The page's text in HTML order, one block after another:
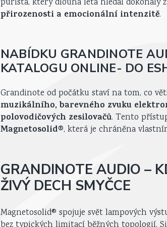
purista, který dlouhá léta hledal dokonalý
přirozenosti a emocionální intenzitě.
NABÍDKU GRANDINOTE
KATALOGU ONLINE- DO
Grandinote od počátku staví na tom, co
muzikálního, barevného zvuku
polovodičových zesilovačů. Tento
Magnetosolid®, která je chráněna
GRANDINOTE AUDIO –
ŽIVÝ DECH SMYČCE
Magnetosolid® spojuje svět lampových